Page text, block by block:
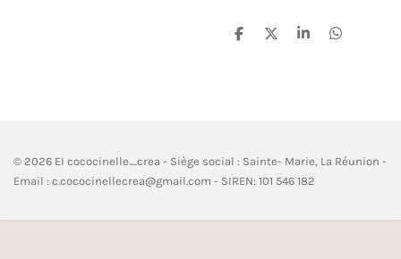
P
P
P
P
© 2026 EI cococinelle_crea - Siège social : Sainte- Marie, La Réunion -
Email : c.cococinellecrea@gmail.com - SIREN: 101 546 182